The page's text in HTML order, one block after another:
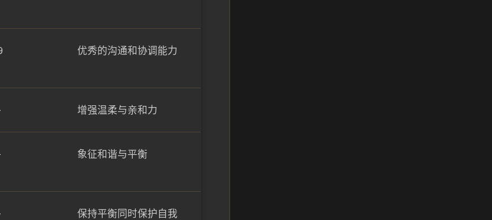
优秀的沟通和协调能力
增强温柔与亲和力
象征和谐与平衡
保持平衡同时保护自我